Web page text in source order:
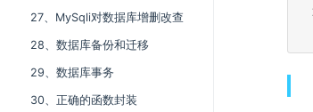
27、MySqli对数据库增删改查
28、数据库备份和迁移
29、数据库事务
30、正确的函数封装